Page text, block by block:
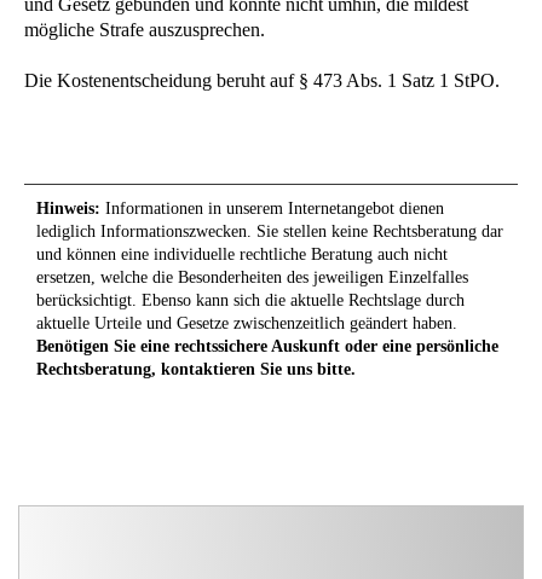
und Gesetz gebunden und konnte nicht umhin, die mildest
mögliche Strafe auszusprechen.
Die Kostenentscheidung beruht auf § 473 Abs. 1 Satz 1 StPO.
Hinweis: Informationen in unserem Internetangebot dienen
lediglich Informationszwecken. Sie stellen keine Rechtsberatung dar
und können eine individuelle rechtliche Beratung auch nicht
ersetzen, welche die Besonderheiten des jeweiligen Einzelfalles
berücksichtigt. Ebenso kann sich die aktuelle Rechtslage durch
aktuelle Urteile und Gesetze zwischenzeitlich geändert haben.
Benötigen Sie eine rechtssichere Auskunft oder eine persönliche
Rechtsberatung, kontaktieren Sie uns bitte.